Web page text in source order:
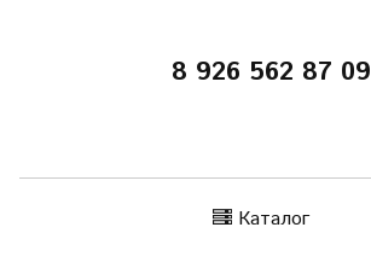
8 926 562 87 09
Каталог